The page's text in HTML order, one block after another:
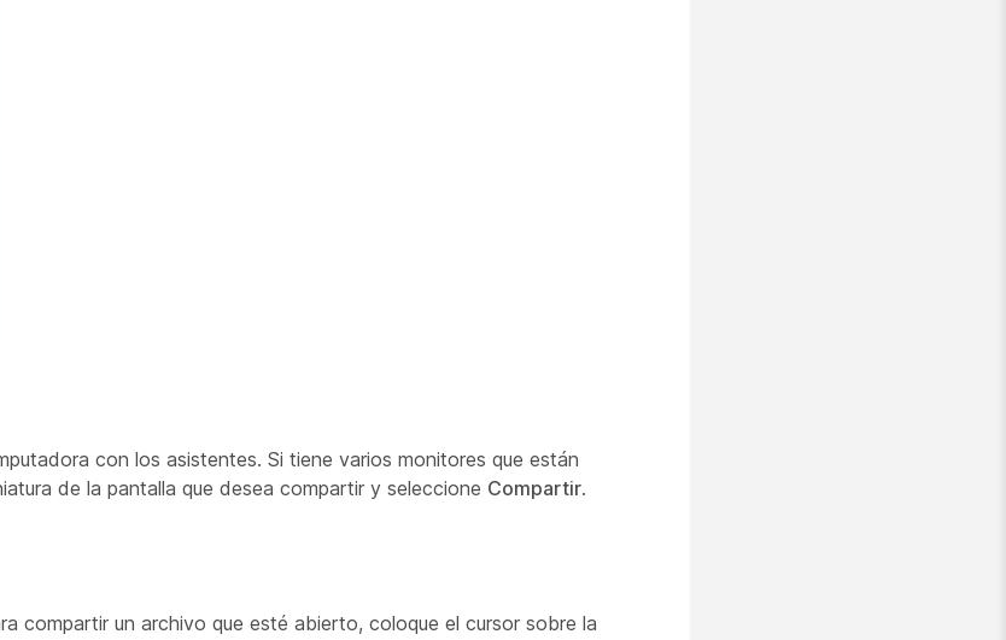
con los asistentes. Si tiene varios monitores que están
de la pantalla que desea compartir y seleccione Compartir.
compartir un archivo que esté abierto, coloque el cursor sobre la